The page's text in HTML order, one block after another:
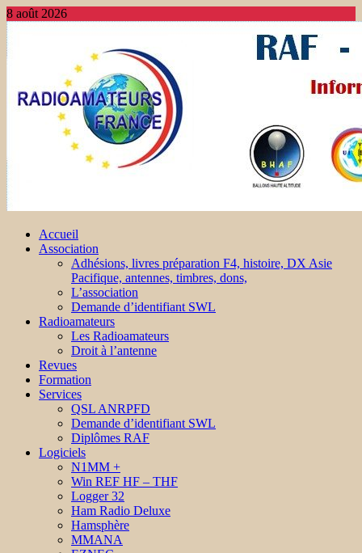
8 août 2026
Accueil
Association
Adhésions, livres préparation F4, histoire, DX Asie
Pacifique, antennes, timbres, dons,
L’association
Demande d’identifiant SWL
Radioamateurs
Les Radioamateurs
Droit à l’antenne
Revues
Formation
Services
QSL ANRPFD
Demande d’identifiant SWL
Diplômes RAF
Logiciels
N1MM +
Win REF HF – THF
Logger 32
Ham Radio Deluxe
Hamsphère
MMANA